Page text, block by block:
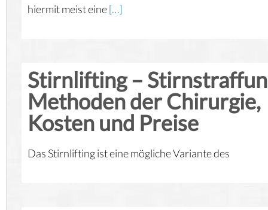
hiermit meist eine[…]
Stirnlifting –
Methoden der Chirurgie,
Kosten und Preise
Das Stirnlifting ist eine mögliche Variante des